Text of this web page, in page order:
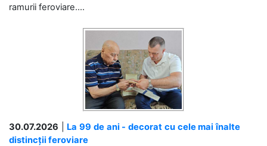
ramurii feroviare....
30.07.2026
La 99 de ani - decorat cu cele mai înalte
distincții feroviare